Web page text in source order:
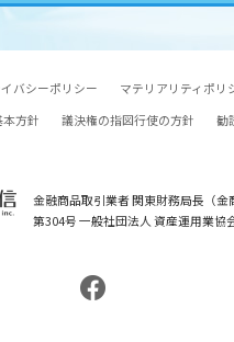
バシーポリシー
マテリアリティポリ
方針
議決権の指図行使の方針
勧
金融商品取引業者 関東財務局長（金
第304号 一般社団法人 資産運用業協